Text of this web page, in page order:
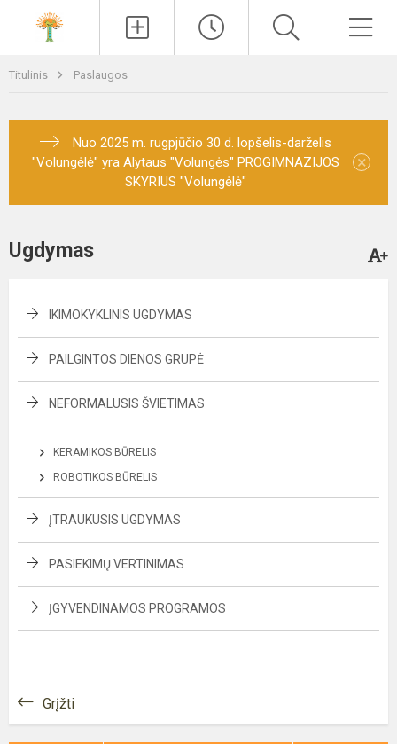
Titulinis Paslaugos
Nuo 2025 m. rugpjūčio 30 d. lopšelis-darželis
"Volungėlė" yra Alytaus "Volungės" PROGIMNAZIJOS
SKYRIUS "Volungėlė"
×
Ugdymas
IKIMOKYKLINIS UGDYMAS
PAILGINTOS DIENOS GRUPĖ
NEFORMALUSIS ŠVIETIMAS
KERAMIKOS BŪRELIS
ROBOTIKOS BŪRELIS
ĮTRAUKUSIS UGDYMAS
PASIEKIMŲ VERTINIMAS
ĮGYVENDINAMOS PROGRAMOS
Grįžti